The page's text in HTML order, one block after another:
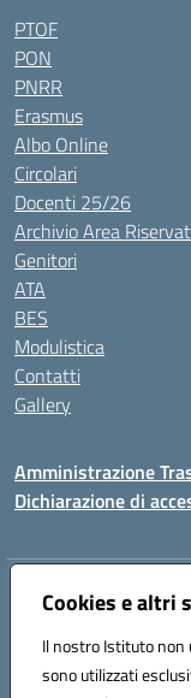
Cookies e altri
Il nostro Istituto
sono utilizzati
PTOF
PON
PNRR
Erasmus
Albo Online
Circolari
Docenti 25/26
Archivio Area
Genitori
ATA
BES
Modulistica
Contatti
Gallery
Amministrazione
Dichiarazione di
Indirizzo:Via Coniugi
Posta elettronica
Codice fiscale: